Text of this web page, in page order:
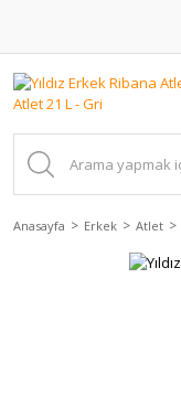
Anasayfa Erkek Atlet